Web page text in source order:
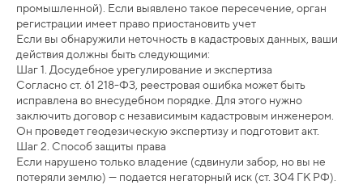
промышленной). Если выявлено такое пересечение, орган
регистрации имеет право приостановить учет
Если вы обнаружили неточность в кадастровых данных, ваши
действия должны быть следующими:
Шаг 1. Досудебное урегулирование и экспертиза
Согласно ст. 61 218-ФЗ, реестровая ошибка может быть
исправлена во внесудебном порядке. Для этого нужно
заключить договор с независимым кадастровым инженером.
Он проведет геодезическую экспертизу и подготовит акт.
Шаг 2. Способ защиты права
Если нарушено только владение (сдвинули забор, но вы не
потеряли землю) — подается негаторный иск (ст. 304 ГК РФ).